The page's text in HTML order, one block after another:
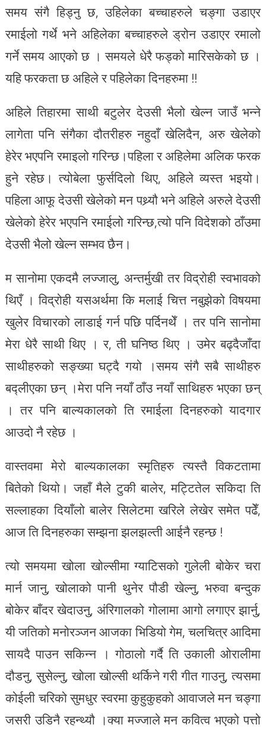
समय संगै हिड्नु छ, उहिलेका बच्चाहरुले चङ्गा उडाएर
रमाईलो गर्थे भने अहिलेका बच्चाहरुले ड्रोन उडाएर रमालो
गर्ने समय आएको छ । समयले धेरै फड्को मारिसकेको छ ।
यहि फरकता छ अहिले र पहिलेका दिनहरुमा !!
अहिले तिहारमा साथी बटुलेर देउसी भैलो खेल्न जाउँ भन्ने
लागेता पनि संगैका दौतरीहरु नहुदाँ खेलिदैन, अरु खेलेको
हेरेर भएपनि रमाइलो गरिन्छ।पहिला र अहिलेमा अलिक फरक
हुने रहेछ। त्योबेला फुर्सदिलो थिए, अहिले व्यस्त भइयो।
पहिला आफू देउसी खेलेको मन पथ्र्यौ भने अहिले अरुले देउसी
खेलेको हेरेर भएपनि रमाईलो गरिन्छ,त्यो पनि विदेशको ठाँउमा
देउसी भैलो खेल्न सम्भव छैन।
म सानोमा एकदमै लज्जालु, अन्तर्मुखी तर विद्रोही स्वभावको
थिएँ । विद्रोही यसअर्थमा कि मलाई चित्त नबुझेको विषयमा
खुलेर विचारको लाडाई गर्न पछि पर्दिनथेँ । तर पनि सानोमा
मेरा धेरै साथी थिए । र, ती घनिष्ठ थिए । उमेर बढ्दैजाँदा
साथीहरुको सङ्ख्या घट्दै गयो ।समय संगै सबै साथीहरु
बद्लीएका छन् ।मेरा पनि नयाँ ठाँउ नयाँ साथिहरु भएका छन्
। तर पनि बाल्यकालको ति रमाईला दिनहरुको यादगार
आउदो नै रहेछ ।
वास्तवमा मेरो बाल्यकालका स्मृतिहरु त्यस्तै विकटतामा
बितेको थियो। जहाँ मैले टुकी बालेर, मट्टितेल सकिदा ति
सल्लाहका दियाँलो बालेर सिलेटमा खरिले लेखेर समेत पढेँ,
आज ति दिनहरुका सम्झना झलझल्ती आईनै रहन्छ !
त्यो समयमा खोला खोल्सीमा ग्याटिसको गुलेली बोकेर चरा
मार्न जानु, खोलाको पानी थुनेर पौडी खेल्नु, भरुवा बन्दुक
बोकेर बाँदर खेदाउनु, अंरिगालको गोलामा आगो लगाएर झार्नु,
यी जतिको मनोरञ्जन आजका भिडियो गेम, चलचित्र आदिमा
सायदै पाउन सकिन्न । गोठालो गर्दै ति उकाली ओरालीमा
दौडनु, सुसेल्नु, खोला खोल्सी थर्किने गरी गीत गाउनु, त्यसमा
कोईली चरिको सुमधुर स्वरमा कुहुकुहको आवाजले मन चङ्गा
जसरी उडिनै रहन्थ्यौ ।क्या मज्जाले मन कवित्व भएको पत्तो